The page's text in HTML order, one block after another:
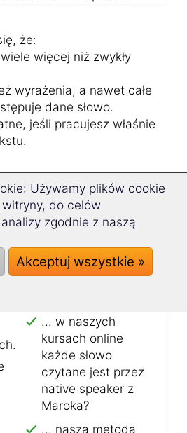
że:
więcej niż zwykły
wyrażenia, a nawet całe
dane słowo.
jeśli pracujesz właśnie
słownictwo
... w naszych
kursach online
każde słowo
czytane jest przez
native speaker z
Maroka?
... nasza metoda
Używamy plików cookie
do celów
zgodnie z naszą
Akceptuj wszystkie »